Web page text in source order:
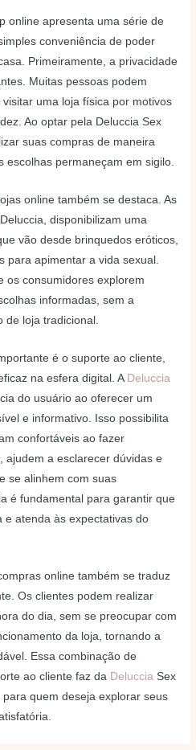
online apresenta uma série de
conveniência de poder
Primeiramente, a privacidade
Muitas pessoas podem
uma loja física por motivos
Ao optar pela Deluccia Sex
suas compras de maneira
escolhas permaneçam em sigilo.
online também se destaca. As
disponibilizam uma
vão desde brinquedos eróticos,
para apimentar a vida sexual.
os consumidores explorem
informadas, sem a
de loja tradicional.
é o suporte ao cliente,
na esfera digital. A Deluccia
do usuário ao oferecer um
e informativo. Isso possibilita
confortáveis ao fazer
ajudem a esclarecer dúvidas e
se alinhem com suas
é fundamental para garantir que
e atenda às expectativas do
online também se traduz
Os clientes podem realizar
do dia, sem se preocupar com
da loja, tornando a
Essa combinação de
ao cliente faz da Deluccia Sex
quem deseja explorar seus